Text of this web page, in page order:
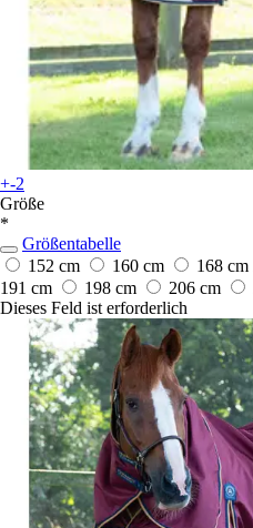
+-2
Größe
*
Größentabelle
152 cm
160 cm 168 cm
191 cm
198 cm 206 cm
Dieses Feld ist erforderlich